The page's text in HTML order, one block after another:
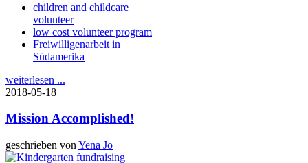
children and childcare
volunteer
low cost volunteer program
Freiwilligenarbeit in
Südamerika
weiterlesen ...
2018-05-18
Mission Accomplished!
geschrieben von Yena Jo